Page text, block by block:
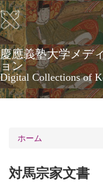
メ
イ
ン
コ
ン
テ
ン
ツ
に
慶應義塾大学メデ
ョン
Digital Collections of
ホーム
対馬宗家文書